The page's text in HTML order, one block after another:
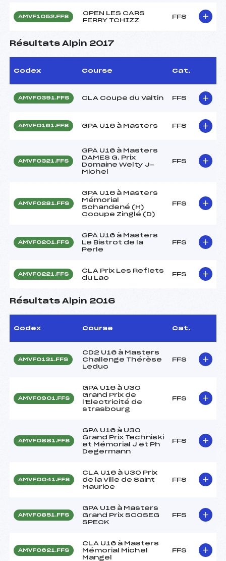
AMVF1052.FFS
OPEN LES CARS
FERRY TCHIZZ
FFS
Résultats Alpin 2017
Codex Course Cat.
AMVF0391.FFS CLA Coupe du Valtin FFS
AMVF0161.FFS GPA U16 à Masters FFS
AMVF0321.FFS
GPA U16 à Masters
DAMES G. Prix
Domaine Welty J-
Michel
FFS
AMVF0281.FFS
GPA U16 à Masters
Mémorial
Schandené (H)
Cooupe Zinglé (D)
FFS
AMVF0201.FFS
GPA U16 à Masters
Le Bistrot de la
Perle
FFS
AMVF0221.FFS
CLA Prix Les Reflets
du Lac
FFS
Résultats Alpin 2016
Codex Course Cat.
AMVF0131.FFS
CD2 U16 à Masters
Challenge Thérèse
Leduc
FFS
AMVF0901.FFS
GPA U16 à U30
Grand Prix de
l'Electricité de
strasbourg
FFS
AMVF0881.FFS
GPA U16 à U30
Grand Prix Techniski
et Mémorial J et Ph
Degermann
FFS
AMVF0041.FFS
CLA U16 à U30 Prix
de la Ville de Saint
Maurice
FFS
AMVF0851.FFS
GPA U16 à Masters
Grand Prix SCOSEG
SPECK
FFS
AMVF0621.FFS
CLA U16 à Masters
Mémorial Michel
Mangel
FFS